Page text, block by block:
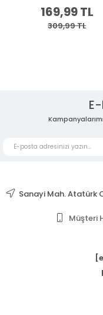
169,99 TL
309,99 TL
E-
Sanayi Mah. Atatürk
Müşteri